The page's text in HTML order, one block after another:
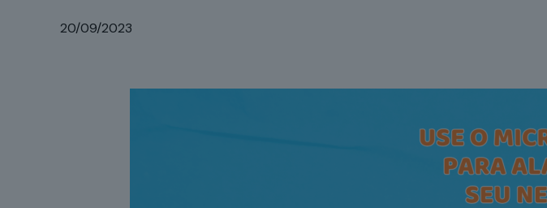
20/09/2023